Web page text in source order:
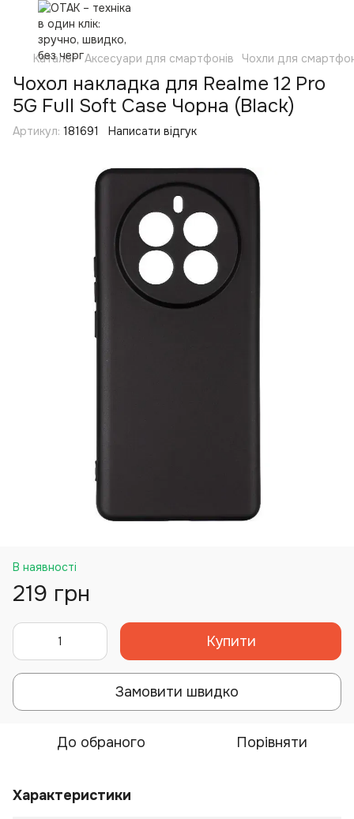
Каталог Аксесуари для смартфонів Чохли для
Чохол накладка для Realme 12 Pro
5G Full Soft Case Чорна (Black)
Артикул: 181691 Написати відгук
В наявності
219 грн
Купити
Замовити швидко
До обраного Порівняти
Характеристики